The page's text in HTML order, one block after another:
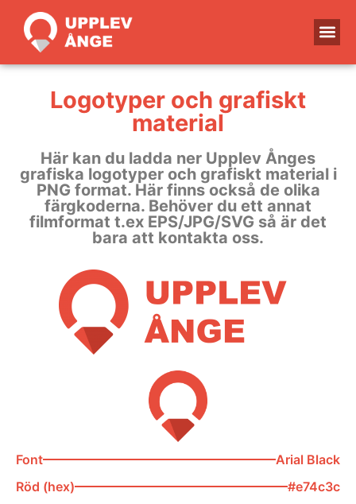
Logotyper och grafiskt
material
Här kan du ladda ner Upplev Ånges
grafiska logotyper och grafiskt material i
PNG format. Här finns också de olika
färgkoderna. Behöver du ett annat
filmformat t.ex EPS/JPG/SVG så är det
bara att kontakta oss.
Font
Arial Black
Röd (hex)
#e74c3c